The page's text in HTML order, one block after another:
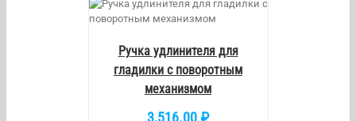
Ручка удлинителя для
гладилки с поворотным
механизмом
3,516.00 ₽